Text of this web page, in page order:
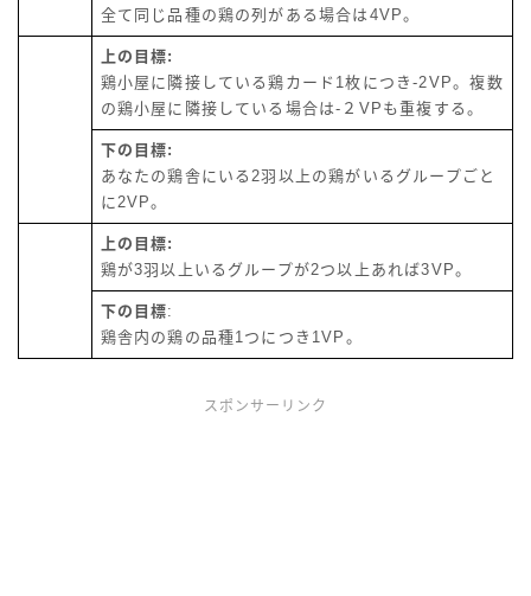
全て同じ品種の鶏の列がある場合は4VP。
上の目標:
鶏小屋に隣接している鶏カード1枚につき-2VP。複数
の鶏小屋に隣接している場合は-２VPも重複する。
下の目標:
あなたの鶏舎にいる2羽以上の鶏がいるグループごと
に2VP。
上の目標:
鶏が3羽以上いるグループが2つ以上あれば3VP。
下の目標:
鶏舎内の鶏の品種1つにつき1VP。
スポンサーリンク